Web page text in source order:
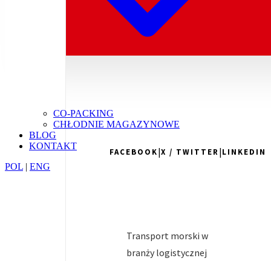
CO-PACKING
CHŁODNIE MAGAZYNOWE
BLOG
KONTAKT
POL | ENG
FACEBOOK|X / TWITTER|LINKEDIN
Transport morski w
branży logistycznej